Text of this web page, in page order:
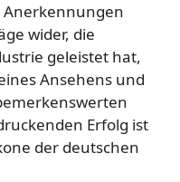
Anerkennungen
wider, die
geleistet hat,
Ansehens und
Erfolg ist
der deutschen